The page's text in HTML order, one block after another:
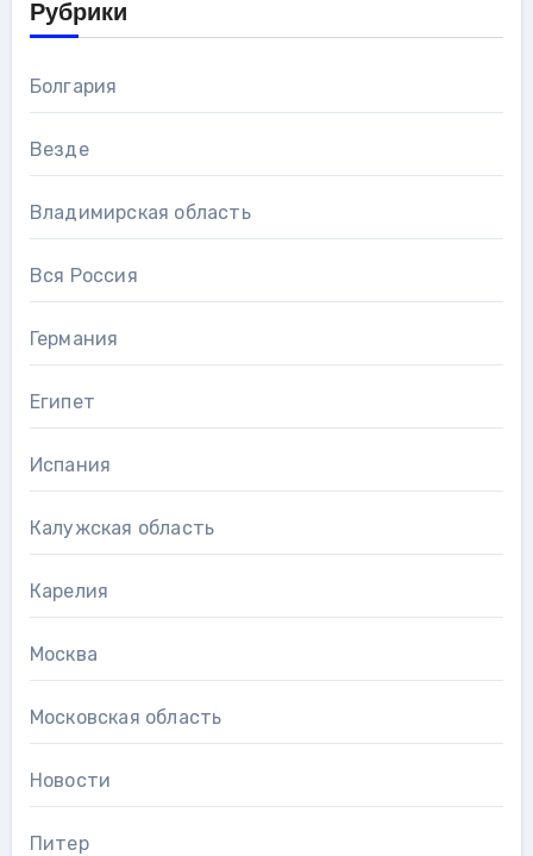
Рубрики
Болгария
Везде
Владимирская область
Вся Россия
Германия
Египет
Испания
Калужская область
Карелия
Москва
Московская область
Новости
Питер